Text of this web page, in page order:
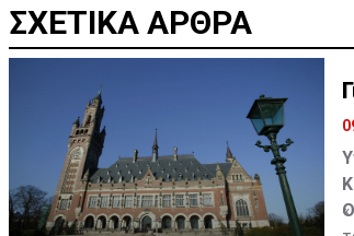
ΣΧΕΤΙΚΑ ΑΡΘΡΑ